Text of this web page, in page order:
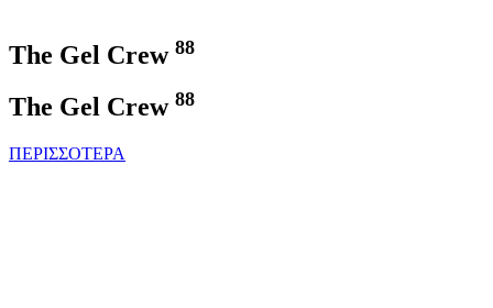
The Gel Crew 88
The Gel Crew 88
ΠΕΡΙΣΣΟΤΕΡΑ